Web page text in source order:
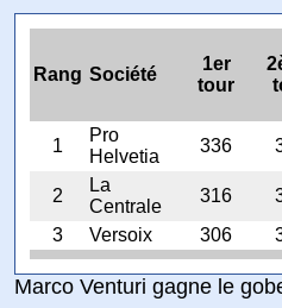
Rang Société
1er
tour
1
Pro
Helvetia
336
2
La
Centrale
316
3
Versoix 306
Marco Venturi gagne le